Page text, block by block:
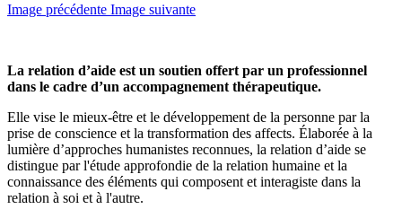
Image précédente Image suivante
La relation d’aide est un soutien offert par un professionnel
dans le cadre d’un accompagnement thérapeutique.
Elle vise le mieux-être et le développement de la personne par la
prise de conscience et la transformation des affects. Élaborée à la
lumière d’approches humanistes reconnues, la relation d’aide se
distingue par l'étude approfondie de la relation humaine et la
connaissance des éléments qui composent et interagiste dans la
relation à soi et à l'autre.